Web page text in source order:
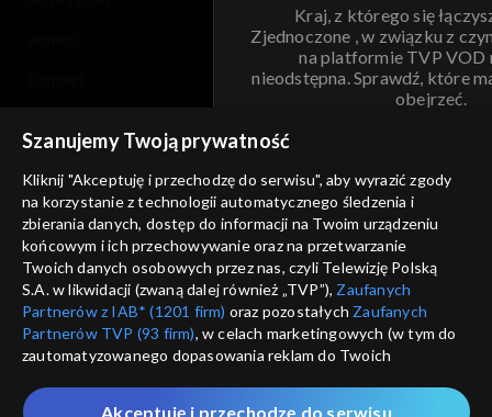
Kraj, z którego się
Zjednoczone , w związku z
na platformie TVP VOD
nieodstępna. Sprawdź, które
obejrzeć.
ANULUJ
informacje o dostawcy usług
Szanujemy Twoją prywatność
Kliknij "Akceptuję i przechodzę do serwisu", aby wyrazić zgody
na korzystanie z technologii automatycznego śledzenia i
zbierania danych, dostęp do informacji na Twoim urządzeniu
końcowym i ich przechowywanie oraz na przetwarzanie
Twoich danych osobowych przez nas, czyli Telewizję Polską
S.A. w likwidacji (zwaną dalej również „TVP”), Zaufanych
Partnerów z IAB* (1201 firm) oraz pozostałych Zaufanych
Partnerów TVP (93 firm), w celach marketingowych (w tym do
zautomatyzowanego dopasowania reklam do Twoich
które wskazujemy poniżej, a także zgody na udostępnianie
Akceptuję i przechodzę do serwisu